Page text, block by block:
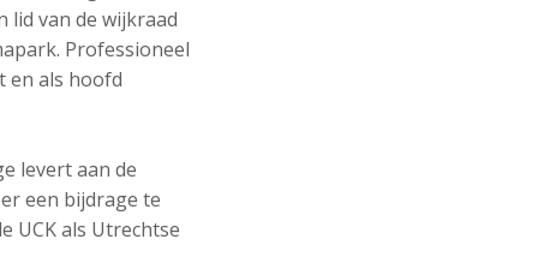
lid van de wijkraad
Professioneel
en als hoofd
levert aan de
een bijdrage te
UCK als Utrechtse